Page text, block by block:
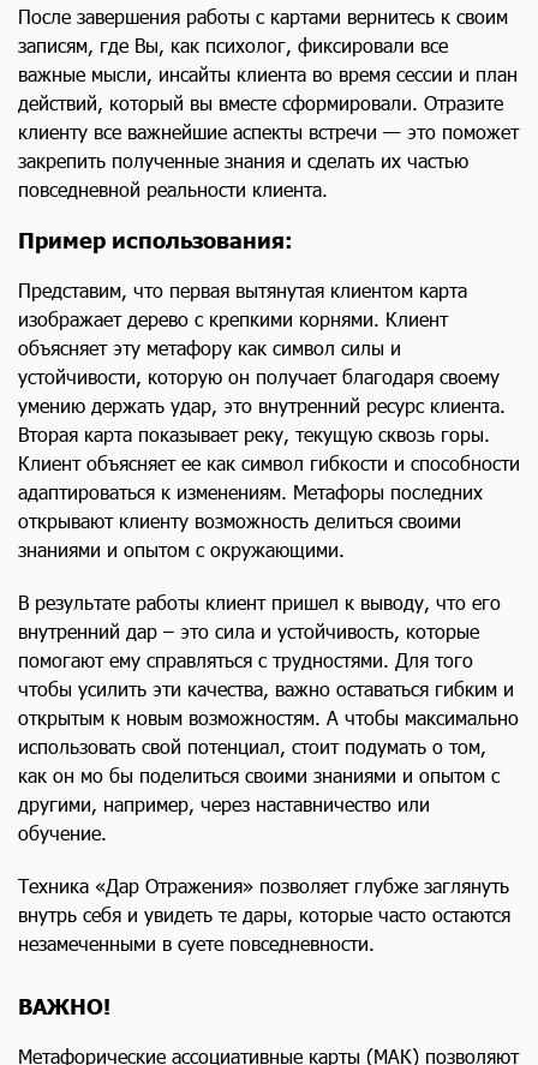
После завершения работы с картами вернитесь к своим
записям, где Вы, как психолог, фиксировали все
важные мысли, инсайты клиента во время сессии и план
действий, который вы вместе сформировали. Отразите
клиенту все важнейшие аспекты встречи — это поможет
закрепить полученные знания и сделать их частью
повседневной реальности клиента.
Пример использования:
Представим, что первая вытянутая клиентом карта
изображает дерево с крепкими корнями. Клиент
объясняет эту метафору как символ силы и
устойчивости, которую он получает благодаря своему
умению держать удар, это внутренний ресурс клиента.
Вторая карта показывает реку, текущую сквозь горы.
Клиент объясняет ее как символ гибкости и способности
адаптироваться к изменениям. Метафоры последних
открывают клиенту возможность делиться своими
знаниями и опытом с окружающими.
В результате работы клиент пришел к выводу, что его
внутренний дар – это сила и устойчивость, которые
помогают ему справляться с трудностями. Для того
чтобы усилить эти качества, важно оставаться гибким и
открытым к новым возможностям. А чтобы максимально
использовать свой потенциал, стоит подумать о том,
как он мо бы поделиться своими знаниями и опытом с
другими, например, через наставничество или
обучение.
Техника «Дар Отражения» позволяет глубже заглянуть
внутрь себя и увидеть те дары, которые часто остаются
незамеченными в суете повседневности.
ВАЖНО!
Метафорические ассоциативные карты (МАК) позволяют